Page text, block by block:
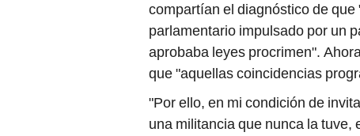
compartían el diagnóstico de
parlamentario impulsado por un
aprobaba leyes procrimen".
que "aquellas coincidencias
"Por ello, en mi condición de
una militancia que nunca la tuve,